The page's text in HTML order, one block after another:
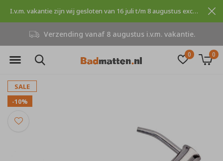
0 0
Verzending vanaf 8 augustus i.v.m. vakantie.
I.v.m. vakantie zijn wij gesloten van 16 juli t/m 8 augustus excuses voor dit ongemak.
SALE
-10%